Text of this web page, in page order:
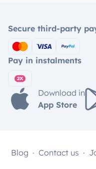
Secure third-party
Pay in instalments
Download in
App Store
Blog Contact us